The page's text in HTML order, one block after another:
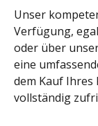
Unser
Verfügung,
oder über
eine
dem Kauf Ihres
vollständig